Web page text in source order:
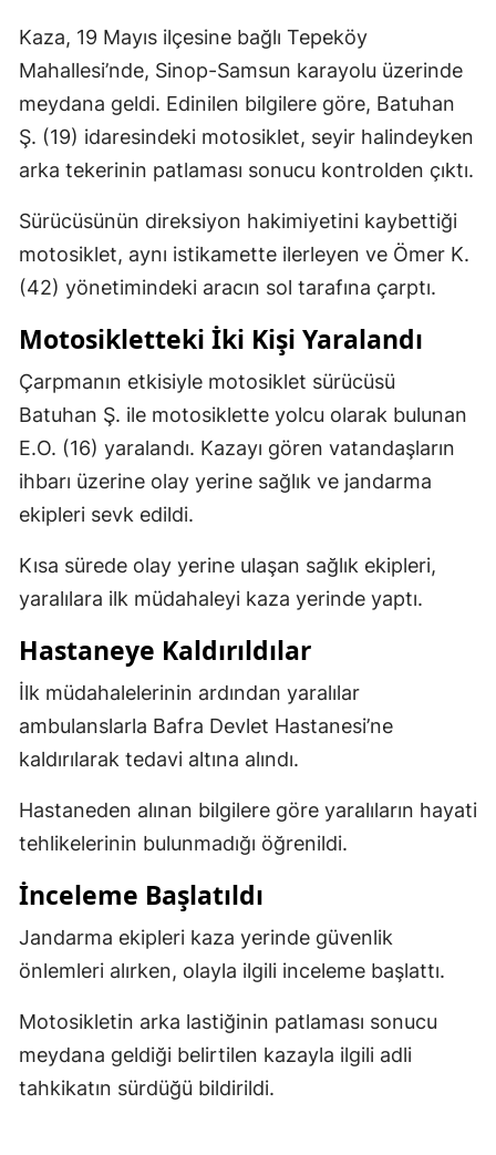
Kaza, 19 Mayıs ilçesine bağlı Tepeköy
Mahallesi’nde, Sinop-Samsun karayolu üzerinde
meydana geldi. Edinilen bilgilere göre, Batuhan
Ş. (19) idaresindeki motosiklet, seyir halindeyken
arka tekerinin patlaması sonucu kontrolden çıktı.
Sürücüsünün direksiyon hakimiyetini kaybettiği
motosiklet, aynı istikamette ilerleyen ve Ömer K.
(42) yönetimindeki aracın sol tarafına çarptı.
Motosikletteki İki Kişi Yaralandı
Çarpmanın etkisiyle motosiklet sürücüsü
Batuhan Ş. ile motosiklette yolcu olarak bulunan
E.O. (16) yaralandı. Kazayı gören vatandaşların
ihbarı üzerine olay yerine sağlık ve jandarma
ekipleri sevk edildi.
Kısa sürede olay yerine ulaşan sağlık ekipleri,
yaralılara ilk müdahaleyi kaza yerinde yaptı.
Hastaneye Kaldırıldılar
İlk müdahalelerinin ardından yaralılar
ambulanslarla Bafra Devlet Hastanesi’ne
kaldırılarak tedavi altına alındı.
Hastaneden alınan bilgilere göre yaralıların hayati
tehlikelerinin bulunmadığı öğrenildi.
İnceleme Başlatıldı
Jandarma ekipleri kaza yerinde güvenlik
önlemleri alırken, olayla ilgili inceleme başlattı.
Motosikletin arka lastiğinin patlaması sonucu
meydana geldiği belirtilen kazayla ilgili adli
tahkikatın sürdüğü bildirildi.